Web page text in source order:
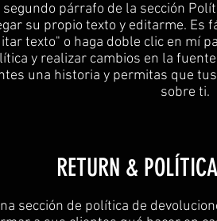
segundo párrafo de la sección
su propio texto y editarme. Es
texto" o haga doble clic en mí
y realizar cambios en la
una historia y permitas que
sobre ti.
​​RETURN &
sección de política de